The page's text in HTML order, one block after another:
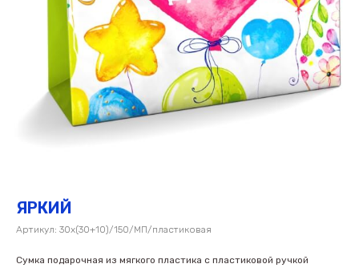
ЯРКИЙ
Артикул: 30х(30+10)/150/МП/пластиковая
Сумка подарочная из мягкого пластика с пластиковой ручкой